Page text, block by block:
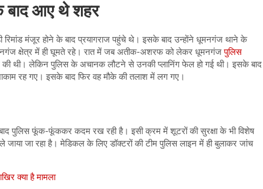
बाद आए थे शहर
मंजूर होने के बाद प्रयागराज पहुंचे थे। इसके बाद उन्हाेंने धूमनगंज थाने के
क्षेत्र में ही घूमते रहे। रात में जब अतीक-अशरफ को लेकर धूमनगंजपुलिस
की थी। लेकिन पुलिस के अचानक लौटने से उनकी प्लानिंग फेल हो गई थी। इसके बाद
रह गए। इसके बाद फिर वह मौके की तलाश में लग गए।
पुलिस फूंक-फूंककर कदम रख रही है। इसी क्रम में शूटरों की सुरक्षा के भी विशेष
जा रहा है। मेडिकल के लिए डॉक्टरों की टीम पुलिस लाइन में ही बुलाकर जांच
क्या है मामला